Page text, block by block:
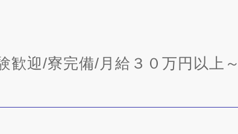
歓迎/寮完備/月給３０万円以上